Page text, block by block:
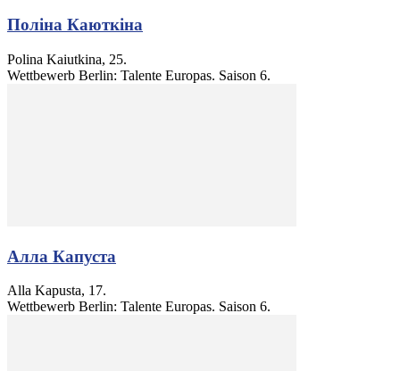
Поліна Каюткіна
Polina Kaiutkina, 25.
Wettbewerb Berlin: Talente Europas. Saison 6.
Алла Капуста
Alla Kapusta, 17.
Wettbewerb Berlin: Talente Europas. Saison 6.